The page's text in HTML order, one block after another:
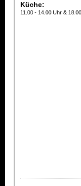
Küche:
11.00 - 14.00 Uhr &